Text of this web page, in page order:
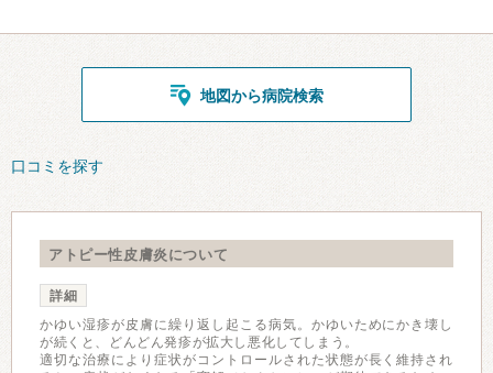
地図から病院検索
口コミを探す
アトピー性皮膚炎について
詳細
かゆい湿疹が皮膚に繰り返し起こる病気。かゆいためにかき壊し
が続くと、どんどん発疹が拡大し悪化してしまう。
適切な治療により症状がコントロールされた状態が長く維持され